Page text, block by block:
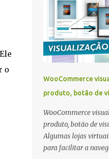
o
site um sistema
eventos. Existem
WordPress para
de eventos e um
configurar e
criado por
plugin para
agendas Melhor
eventos e agendas
WordPress. O plugin
gerenciar eventos do
compatível com
mas se quiser pode
WooCommerce
produto, botão de
WooCommerce
produto, botão de
Algumas lojas
para facilitar a